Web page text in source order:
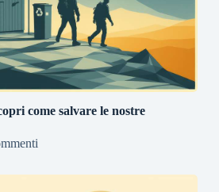
come salvare le nostre